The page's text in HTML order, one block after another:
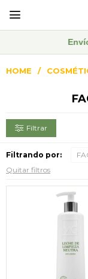

HOME
Filtrando por:
Quitar filtros